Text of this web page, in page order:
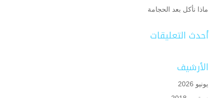
ماذا نأكل بعد الحجامة
أحدث التعليقات
الأرشيف
يونيو 2026